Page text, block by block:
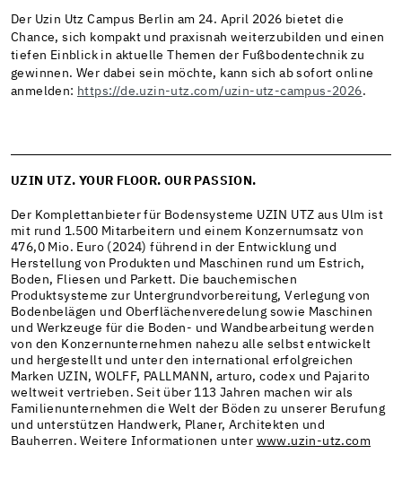
Der Uzin Utz Campus Berlin am 24. April 2026 bietet die
Chance, sich kompakt und praxisnah weiterzubilden und einen
tiefen Einblick in aktuelle Themen der Fußbodentechnik zu
gewinnen. Wer dabei sein möchte, kann sich ab sofort online
anmelden: https://de.uzin-utz.com/uzin-utz-campus-2026.
UZIN UTZ. YOUR FLOOR. OUR PASSION.
Der Komplettanbieter für Bodensysteme UZIN UTZ aus Ulm ist
mit rund 1.500 Mitarbeitern und einem Konzernumsatz von
476,0 Mio. Euro (2024) führend in der Entwicklung und
Herstellung von Produkten und Maschinen rund um Estrich,
Boden, Fliesen und Parkett. Die bauchemischen
Produktsysteme zur Untergrundvorbereitung, Verlegung von
Bodenbelägen und Oberflächenveredelung sowie Maschinen
und Werkzeuge für die Boden- und Wandbearbeitung werden
von den Konzernunternehmen nahezu alle selbst entwickelt
und hergestellt und unter den international erfolgreichen
Marken UZIN, WOLFF, PALLMANN, arturo, codex und Pajarito
weltweit vertrieben. Seit über 113 Jahren machen wir als
Familienunternehmen die Welt der Böden zu unserer Berufung
und unterstützen Handwerk, Planer, Architekten und
Bauherren. Weitere Informationen unter www.uzin-utz.com